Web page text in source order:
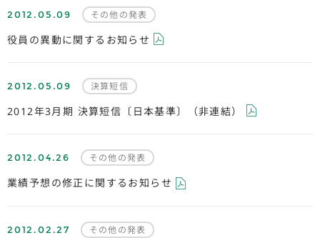
2012.05.09 その他の発表
役員の異動に関するお知らせ
2012.05.09 決算短信
2012年3月期 決算短信〔日本基準〕（非連結）
2012.04.26 その他の発表
業績予想の修正に関するお知らせ
2012.02.27 その他の発表